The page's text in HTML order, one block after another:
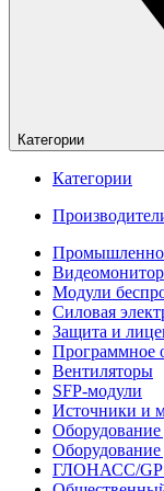
Категории
Категории
Модули
Силовая
Защита и
Программное
Вентиляторы
SFP-модули
Источники и
Оборудование
ГЛОНАСС/